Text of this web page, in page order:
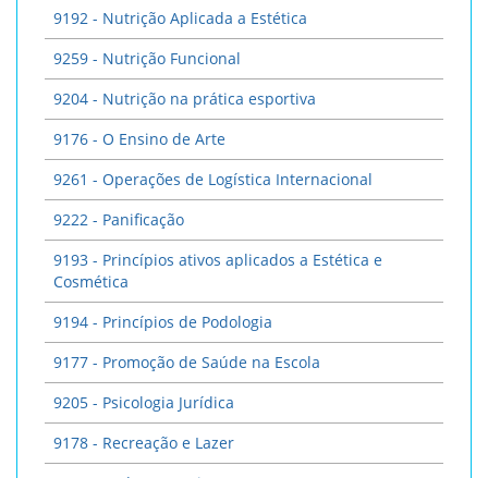
9192 - Nutrição Aplicada a Estética
9259 - Nutrição Funcional
9204 - Nutrição na prática esportiva
9176 - O Ensino de Arte
9261 - Operações de Logística Internacional
9222 - Panificação
9193 - Princípios ativos aplicados a Estética e
Cosmética
9194 - Princípios de Podologia
9177 - Promoção de Saúde na Escola
9205 - Psicologia Jurídica
9178 - Recreação e Lazer